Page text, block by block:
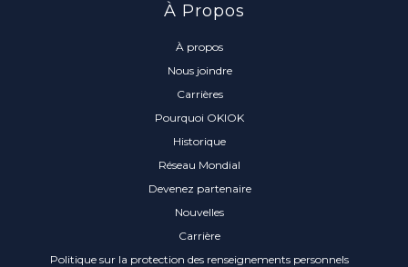
À Propos
À propos
Nous joindre
Carrières
Pourquoi OKIOK
Historique
Réseau Mondial
Devenez partenaire
Nouvelles
Carrière
Politique sur la protection des renseignements personnels